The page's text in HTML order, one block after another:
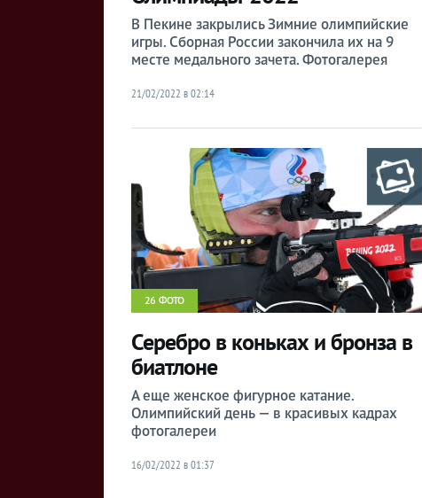
В Пекине закрылись Зимние олимпийские
игры. Сборная России закончила их на 9
месте медального зачета. Фотогалерея
21/02/2022 в 02:14
26 ФОТО
Серебро в коньках и бронза в
биатлоне
А еще женское фигурное катание.
Олимпийский день — в красивых кадрах
фотогалереи
16/02/2022 в 01:37